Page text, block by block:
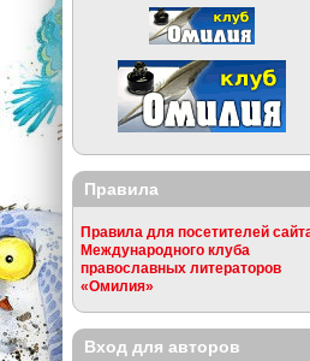
Правила
Правила для посетителей
Международного клуба
православных литераторов
«Омилия»
Вход для авторов